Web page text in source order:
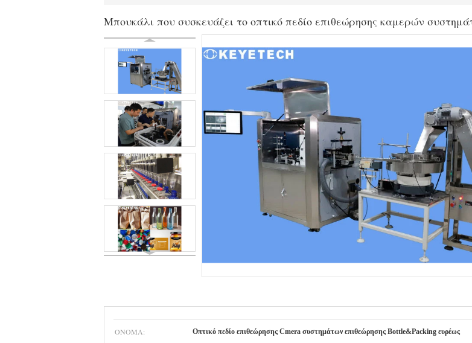
Μπουκάλι που συσκευάζει το οπτικό πεδίο επιθεώρησης καμερών
ΌΝΟΜΑ: Οπτικό πεδίο επιθεώρησης Cmera συστημάτων επιθεώρησης Bottle&Packing ευρέως